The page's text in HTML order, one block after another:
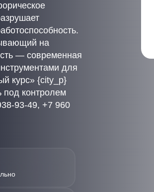
на
— современная
для
курс» {city_p}
контролем
93-49, +7 960